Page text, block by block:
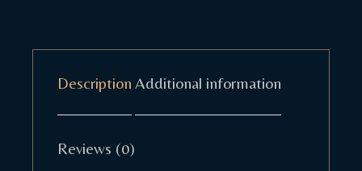
Description Additional information
Reviews (0)